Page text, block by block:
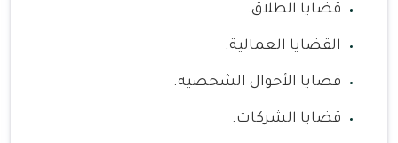
قضايا الطلاق.
القضايا العمالية.
قضايا الأحوال الشخصية.
قضايا الشركات.